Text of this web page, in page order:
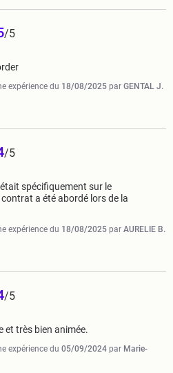
/5
expérience du 18/08/2025 par GENTAL J.
/5
spécifiquement sur le
a été abordé lors de la
expérience du 18/08/2025 par AURELIE B.
/5
et très bien animée.
expérience du 05/09/2024 par Marie-